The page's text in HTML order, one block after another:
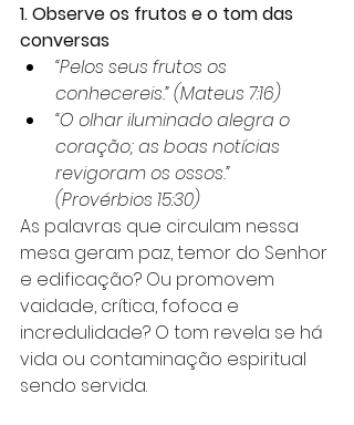
1. Observe os frutos e o tom das
conversas
“Pelos seus frutos os
conhecereis.” (Mateus 7:16)
“O olhar iluminado alegra o
coração; as boas notícias
revigoram os ossos.”
(Provérbios 15:30)
As palavras que circulam nessa
mesa geram paz, temor do Senhor
e edificação? Ou promovem
vaidade, crítica, fofoca e
incredulidade? O tom revela se há
vida ou contaminação espiritual
sendo servida.